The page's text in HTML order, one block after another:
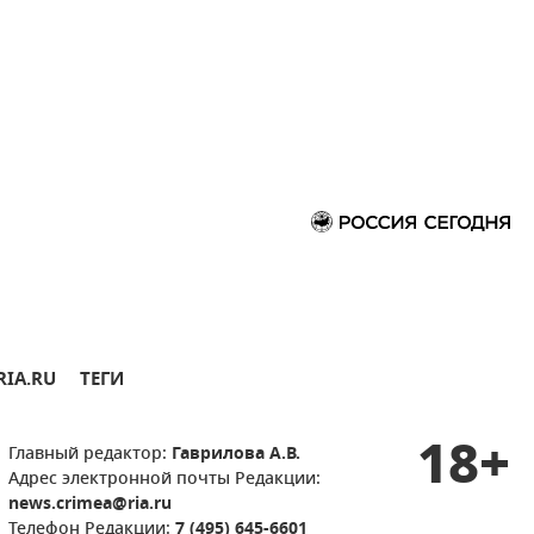
ТЕГИ
Главный редактор: Гаврилова А.В.
Адрес электронной почты Редакции:
news.crimea@ria.ru
18+